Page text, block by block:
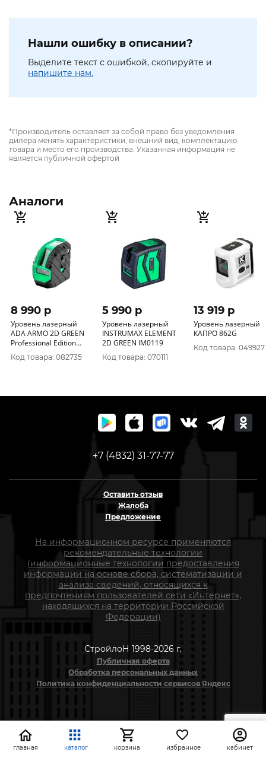
Нашли ошибку в описании?
Выделите текст с ошибкой, скопируйте и
напишите нам.
*Производитель оставляет за собой право без уведомления
дилера менять характеристики, внешний вид, комплектацию
товара и место его производства. Указанная информация не
является публичной офертой
Аналоги
8 990 p
Уровень лазерный
ADA ARMO 2D GREEN
Professional Edition
А00575
Код товара: 082735
5 990 p
Уровень лазерный
INSTRUMAX ELEMENT
2D GREEN IM0119
Код товара: 070111
13 919 p
Уровень лазерный
КАПРО 862G
Код товара: 049927
+7 (4832) 31-77-77
Оставить отзыв
Жалоба
Предложение
На информационном ресурсе применяются
рекомендательные технологии
(информационные технологии предоставления
информации на основе сбора, систематизации и
анализа сведений, относящихся к
предпочтениям пользователей сети «Интернет»,
находящихся на территории Российской
Федерации)
СтройлоН 1998-2026 г.
Публичная оферта
Обработка персональных данных
Политика конфиденциальности сервисов Яндекс
главная каталог корзина избранное кабинет